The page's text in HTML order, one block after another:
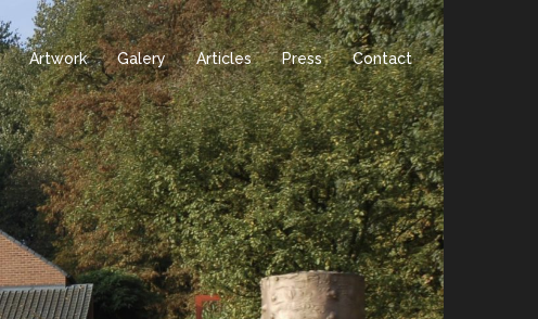
Artwork Galery Articles Press Contact